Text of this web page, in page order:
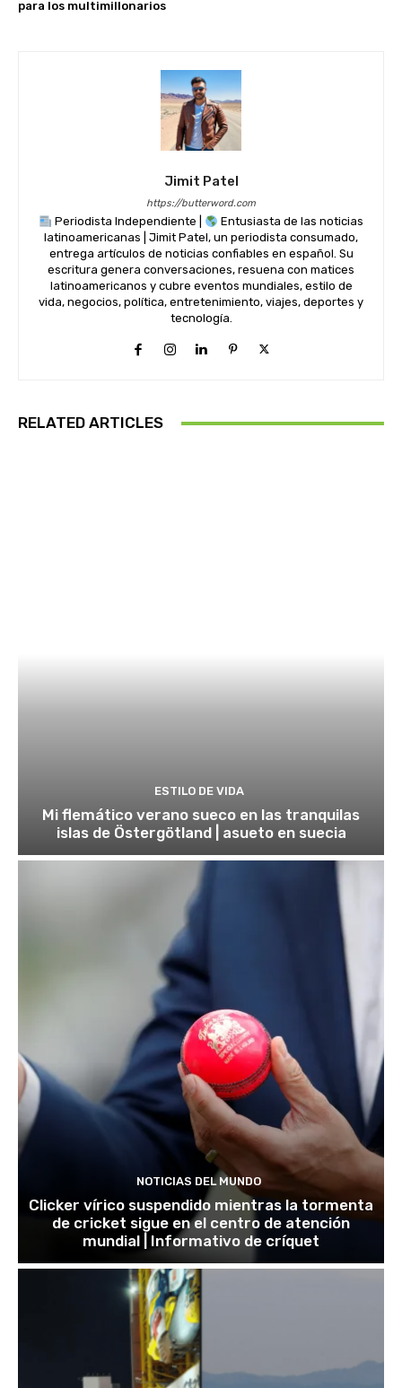
para los multimillonarios
Jimit Patel
https://butterword.com
Periodista Independiente |
Entusiasta de las noticias
latinoamericanas | Jimit Patel, un periodista consumado,
entrega artículos de noticias confiables en español. Su
escritura genera conversaciones, resuena con matices
latinoamericanos y cubre eventos mundiales, estilo de
vida, negocios, política, entretenimiento, viajes, deportes y
tecnología.
RELATED ARTICLES
ESTILO DE VIDA
Mi flemático verano sueco en las tranquilas
islas de Östergötland | asueto en suecia
NOTICIAS DEL MUNDO
Clicker vírico suspendido mientras la tormenta
de cricket sigue en el centro de atención
mundial | Informativo de críquet